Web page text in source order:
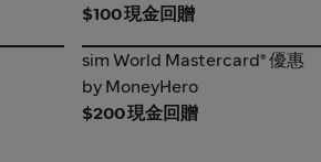
$100 現金回贈
sim World Mastercard®️ 優惠
by MoneyHero
sim World Mastercard®️ 優惠
by MoneyHero
$200 現金回贈